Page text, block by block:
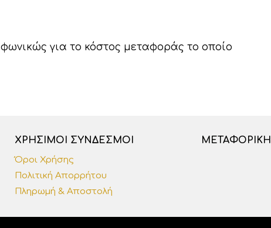
για το κόστος μεταφοράς το οποίο
ΧΡΉΣΙΜΟΙ ΣΎΝΔΕΣΜΟΙ
Όροι Χρήσης
Πολιτική Απορρήτου
Πληρωμή & Αποστολή
ΜΕΤΑΦΟΡΙΚΉ